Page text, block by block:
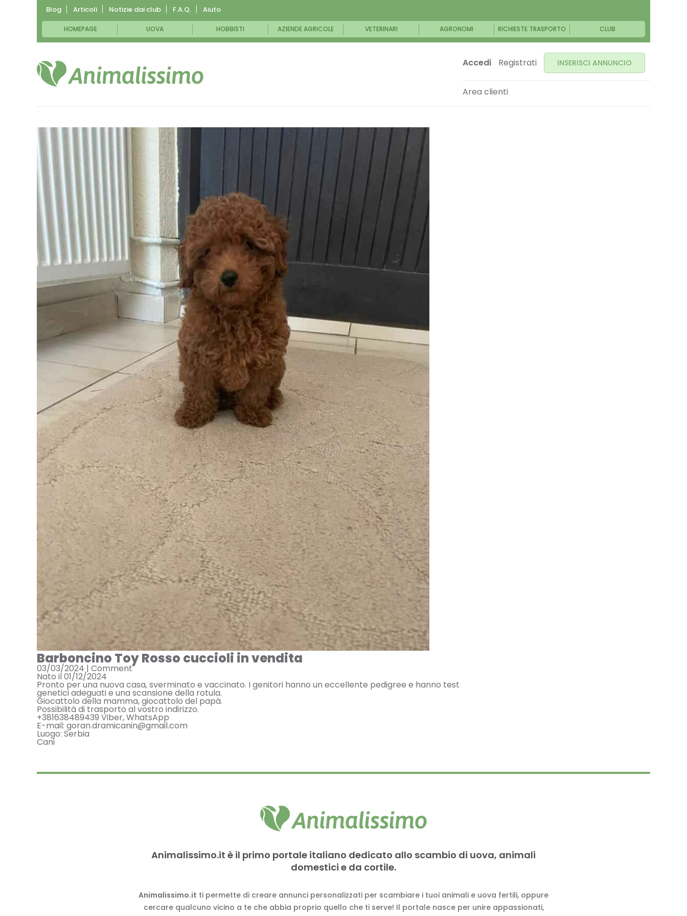
Blog Articoli Notizie dai club F.A.Q. Aiuto
HOMEPAGE UOVA HOBBISTI AZIENDE AGRICOLE VETERINARI AGRONOMI RICHIESTE TRASPORTO CLUB
Accedi Registrati INSERISCI ANNUNCIO
Area clienti
Barboncino Toy Rosso cuccioli in vendita
03/03/2024 | Comment
Nato il 01/12/2024
Pronto per una nuova casa, sverminato e vaccinato. I genitori hanno un eccellente pedigree e hanno test
genetici adeguati e una scansione della rotula.
Giocattolo della mamma, giocattolo del papà.
Possibilità di trasporto al vostro indirizzo.
+381638489439 Viber, WhatsApp
E-mail: goran.dramicanin@gmail.com
Luogo: Serbia
Cani
Animalissimo.it è il primo portale italiano dedicato allo scambio di uova, animali
domestici e da cortile.
Animalissimo.it ti permette di creare annunci personalizzati per scambiare i tuoi animali e uova fertili, oppure
cercare qualcuno vicino a te che abbia proprio quello che ti serve! Il portale nasce per unire appassionati,